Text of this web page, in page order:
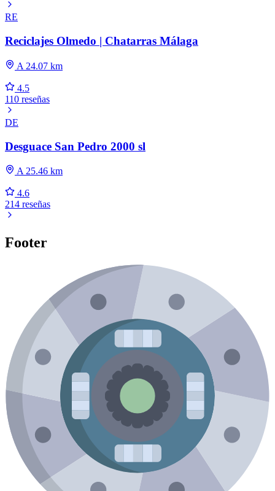
RE
Reciclajes Olmedo | Chatarras Málaga
A 24.07 km
4.5
110 reseñas
DE
Desguace San Pedro 2000 sl
A 25.46 km
4.6
214 reseñas
Footer